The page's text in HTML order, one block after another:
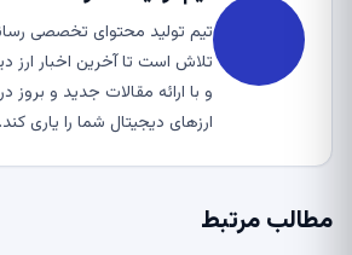
تیم تولید محتوای تخصصی
تلاش است تا آخرین اخبار ارز
و با ارائه مقالات جدید و بروز
ارزهای دیجیتال شما را یاری کند.
مطالب مرتبط